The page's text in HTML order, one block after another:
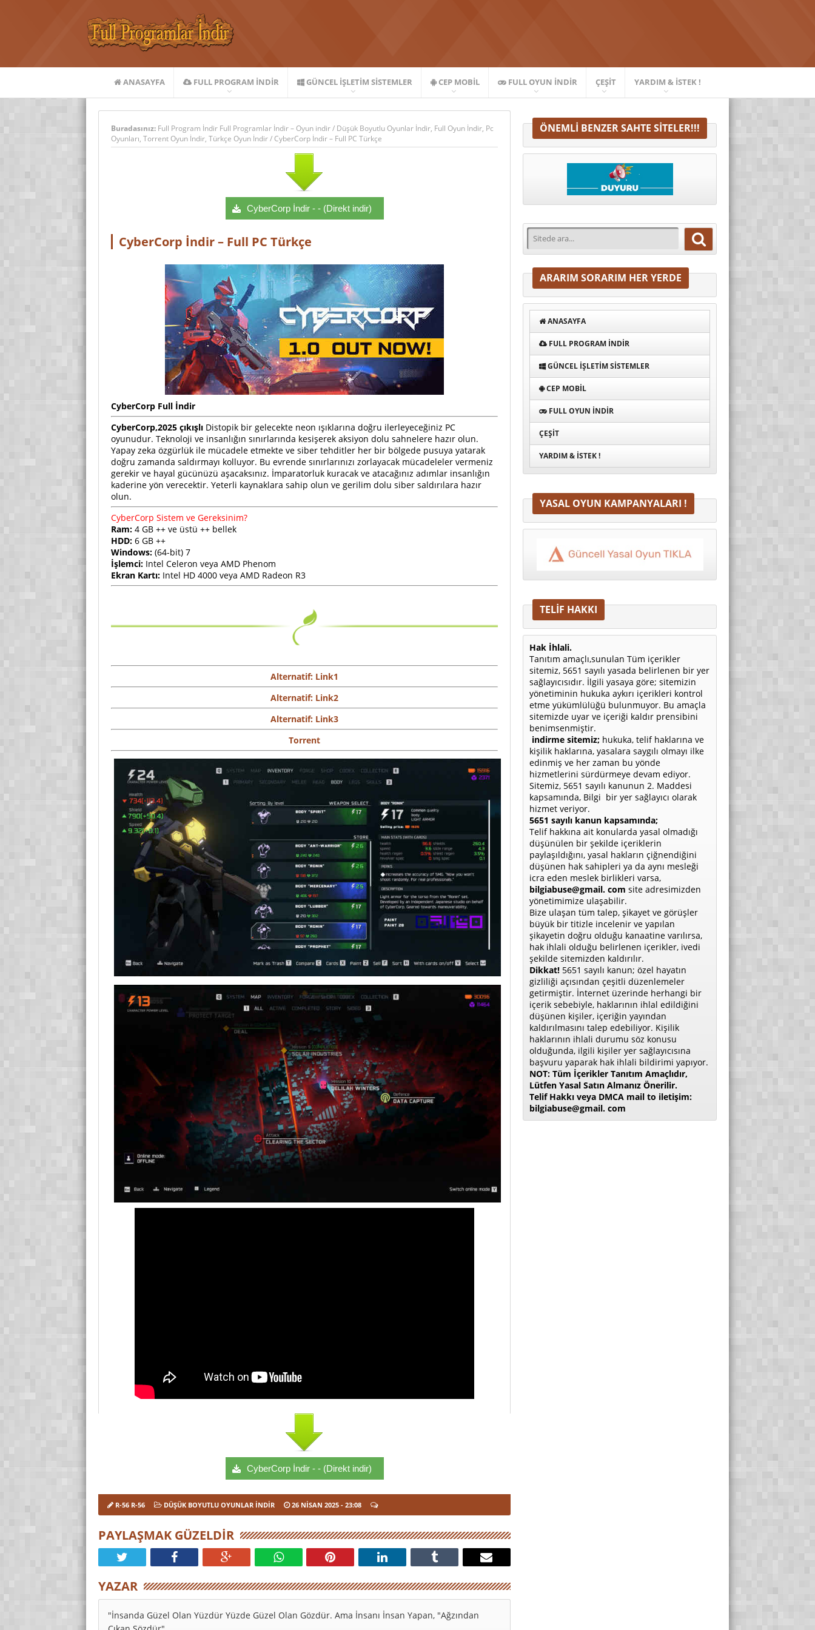
ANASAYFA FULL PROGRAM INDIR GÜNCEL İŞLETIM SISTEMLER CEP MOBIL FULL OYUN İNDIR ÇEŞIT YARDIM & İSTEK !
Buradasınız: Full Program İndir Full Programlar İndir – Oyun indir/ Düşük Boyutlu Oyunlar İndir, Full Oyun İndir, Pc
Oyunları, Torrent Oyun İndir, Türkçe Oyun İndir/CyberCorp İndir – Full PC Türkçe
CyberCorp İndir - - (Direkt indir)
CyberCorp İndir – Full PC Türkçe
CyberCorp Full İndir
CyberCorp,2025 çıkışlı Distopik bir gelecekte neon ışıklarına doğru ilerleyeceğiniz PC
oyunudur. Teknoloji ve insanlığın sınırlarında kesişerek aksiyon dolu sahnelere hazır olun.
Yapay zeka özgürlük ile mücadele etmekte ve siber tehditler her bir bölgede pusuya yatarak
doğru zamanda saldırmayı kolluyor. Bu evrende sınırlarınızı zorlayacak mücadeleler vermeniz
gerekir ve hayal gücünüzü aşacaksınız. İmparatorluk kuracak ve atacağınız adımlar insanlığın
kaderine yön verecektir. Yeterli kaynaklara sahip olun ve gerilim dolu siber saldırılara hazır
olun.
CyberCorp Sistem ve Gereksinim?
Ram: 4 GB ++ ve üstü ++ bellek
HDD: 6 GB ++
Windows: (64-bit) 7
İşlemci: Intel Celeron veya AMD Phenom
Ekran Kartı: Intel HD 4000 veya AMD Radeon R3
Alternatif: Link1
Alternatif: Link2
Alternatif: Link3
Torrent
CyberCorp İndir - - (Direkt indir)
R-56 R-56 DÜŞÜK BOYUTLU OYUNLAR İNDIR 26 NISAN 2025 - 23:08
PAYLAŞMAK GÜZELDIR
YAZAR
"İnsanda Güzel Olan Yüzdür Yüzde Güzel Olan Gözdür. Ama İnsanı İnsan Yapan, "Ağzından
ÖNEMLI BENZER SAHTE SITELER!!!
ARARIM SORARIM HER YERDE
ANASAYFA
FULL PROGRAM INDIR
GÜNCEL İŞLETIM SISTEMLER
CEP MOBIL
FULL OYUN İNDIR
ÇEŞIT
YARDIM & İSTEK !
YASAL OYUN KAMPANYALARI !
TELİF HAKKI
Hak İhlali.
Tanıtım amaçlı,sunulan Tüm içerikler
sitemiz, 5651 sayılı yasada belirlenen bir yer
sağlayıcısıdır. İlgili yasaya göre; sitemizin
yönetiminin hukuka aykırı içerikleri kontrol
etme yükümlülüğü bulunmuyor. Bu amaçla
sitemizde uyar ve içeriği kaldır prensibini
benimsenmiştir.
indirme sitemiz; hukuka, telif haklarına ve
kişilik haklarına, yasalara saygılı olmayı ilke
edinmiş ve her zaman bu yönde
hizmetlerini sürdürmeye devam ediyor.
Sitemiz, 5651 sayılı kanunun 2. Maddesi
kapsamında, Bilgi bir yer sağlayıcı olarak
hizmet veriyor.
5651 sayılı kanun kapsamında;
Telif hakkına ait konularda yasal olmadığı
düşünülen bir şekilde içeriklerin
paylaşıldığını, yasal hakların çiğnendiğini
düşünen hak sahipleri ya da aynı mesleği
icra eden meslek birlikleri varsa,
bilgiabuse@gmail. com site adresimizden
yönetimimize ulaşabilir.
Bize ulaşan tüm talep, şikayet ve görüşler
büyük bir titizle incelenir ve yapılan
şikayetin doğru olduğu kanaatine varılırsa,
hak ihlali olduğu belirlenen içerikler, ivedi
şekilde sitemizden kaldırılır.
Dikkat! 5651 sayılı kanun; özel hayatın
gizliliği açısından çeşitli düzenlemeler
getirmiştir. İnternet üzerinde herhangi bir
içerik sebebiyle, haklarının ihlal edildiğini
düşünen kişiler, içeriğin yayından
kaldırılmasını talep edebiliyor. Kişilik
haklarının ihlali durumu söz konusu
olduğunda, ilgili kişiler yer sağlayıcısına
başvuru yaparak hak ihlali bildirimi yapıyor.
NOT: Tüm İçerikler Tanıtım Amaçlıdır,
Lütfen Yasal Satın Almanız Önerilir.
Telif Hakkı veya DMCA mail to iletişim:
bilgiabuse@gmail. com